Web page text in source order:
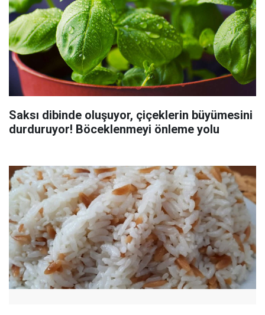
Saksı dibinde oluşuyor, çiçeklerin büyümesini
durduruyor! Böceklenmeyi önleme yolu